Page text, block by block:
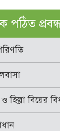
পঠিত
হিল্লা বিয়ের